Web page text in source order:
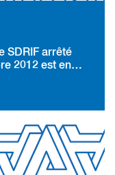
SDRIF arrêté
2012 est en